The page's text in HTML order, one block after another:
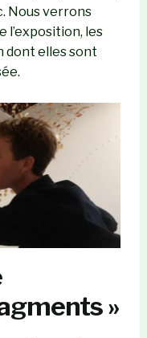
Nous verrons
l’exposition, les
dont elles sont
»